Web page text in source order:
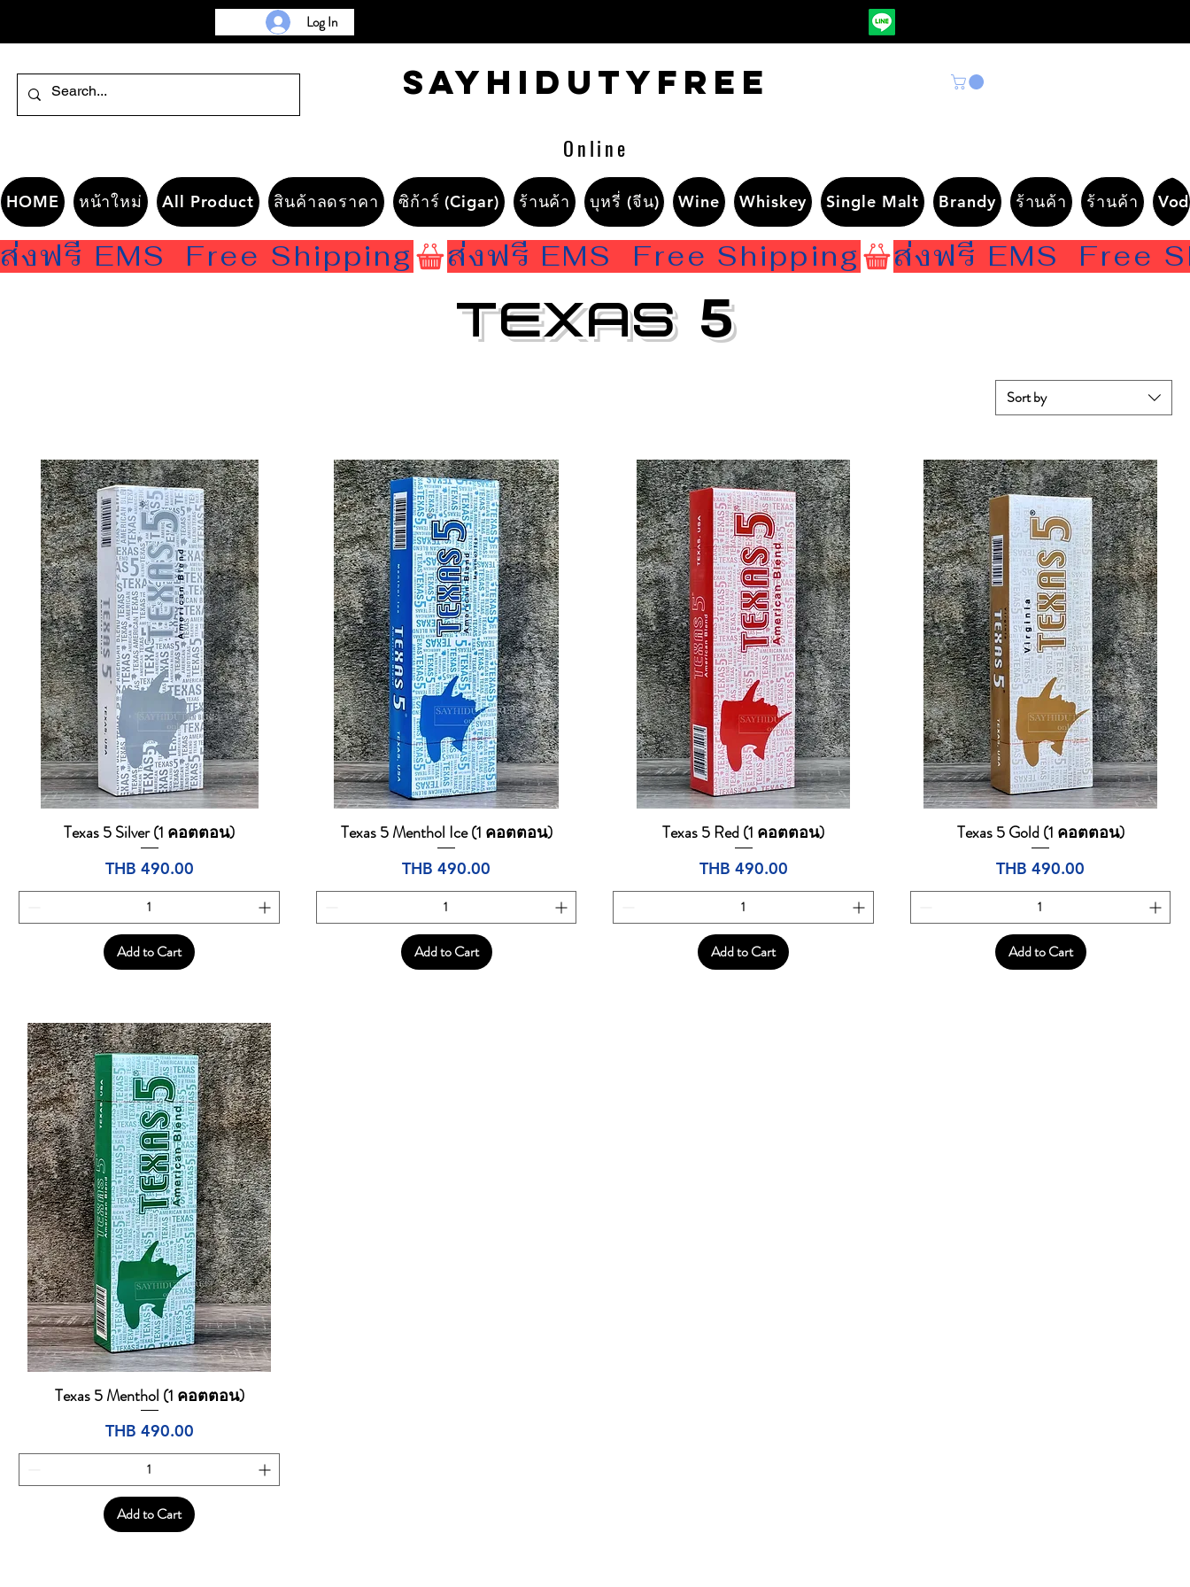
Log In
Sayhidutyfree
Online
HOME หน้าใหม่ All Product สินค้าลดราคา ซิก้าร์ (Cigar) ร้านค้า บุหรี่ (จีน) Wine Whiskey Single Malt Brandy ร้านค้า ร้านค้า
ส่งฟรี EMS  Free Shipping
TEXAS 5
Sort by
Quick View
Texas 5 Silver (1 คอตตอน)
Price
THB 490.00
Add to Cart
Quick View
Texas 5 Menthol Ice (1 คอตตอน)
Price
THB 490.00
Add to Cart
Quick View
Texas 5 Red (1 คอตตอน)
Price
THB 490.00
Add to Cart
Quick View
Texas 5 Gold (1 คอตตอน)
Price
THB 490.00
Add to Cart
Quick View
Texas 5 Menthol (1 คอตตอน)
Price
THB 490.00
Add to Cart